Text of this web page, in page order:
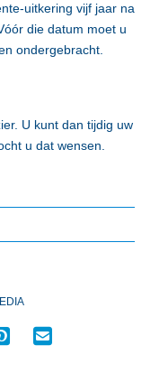
uitkering vijf jaar na
die datum moet u
ondergebracht.
U kunt dan tijdig uw
u dat wensen.